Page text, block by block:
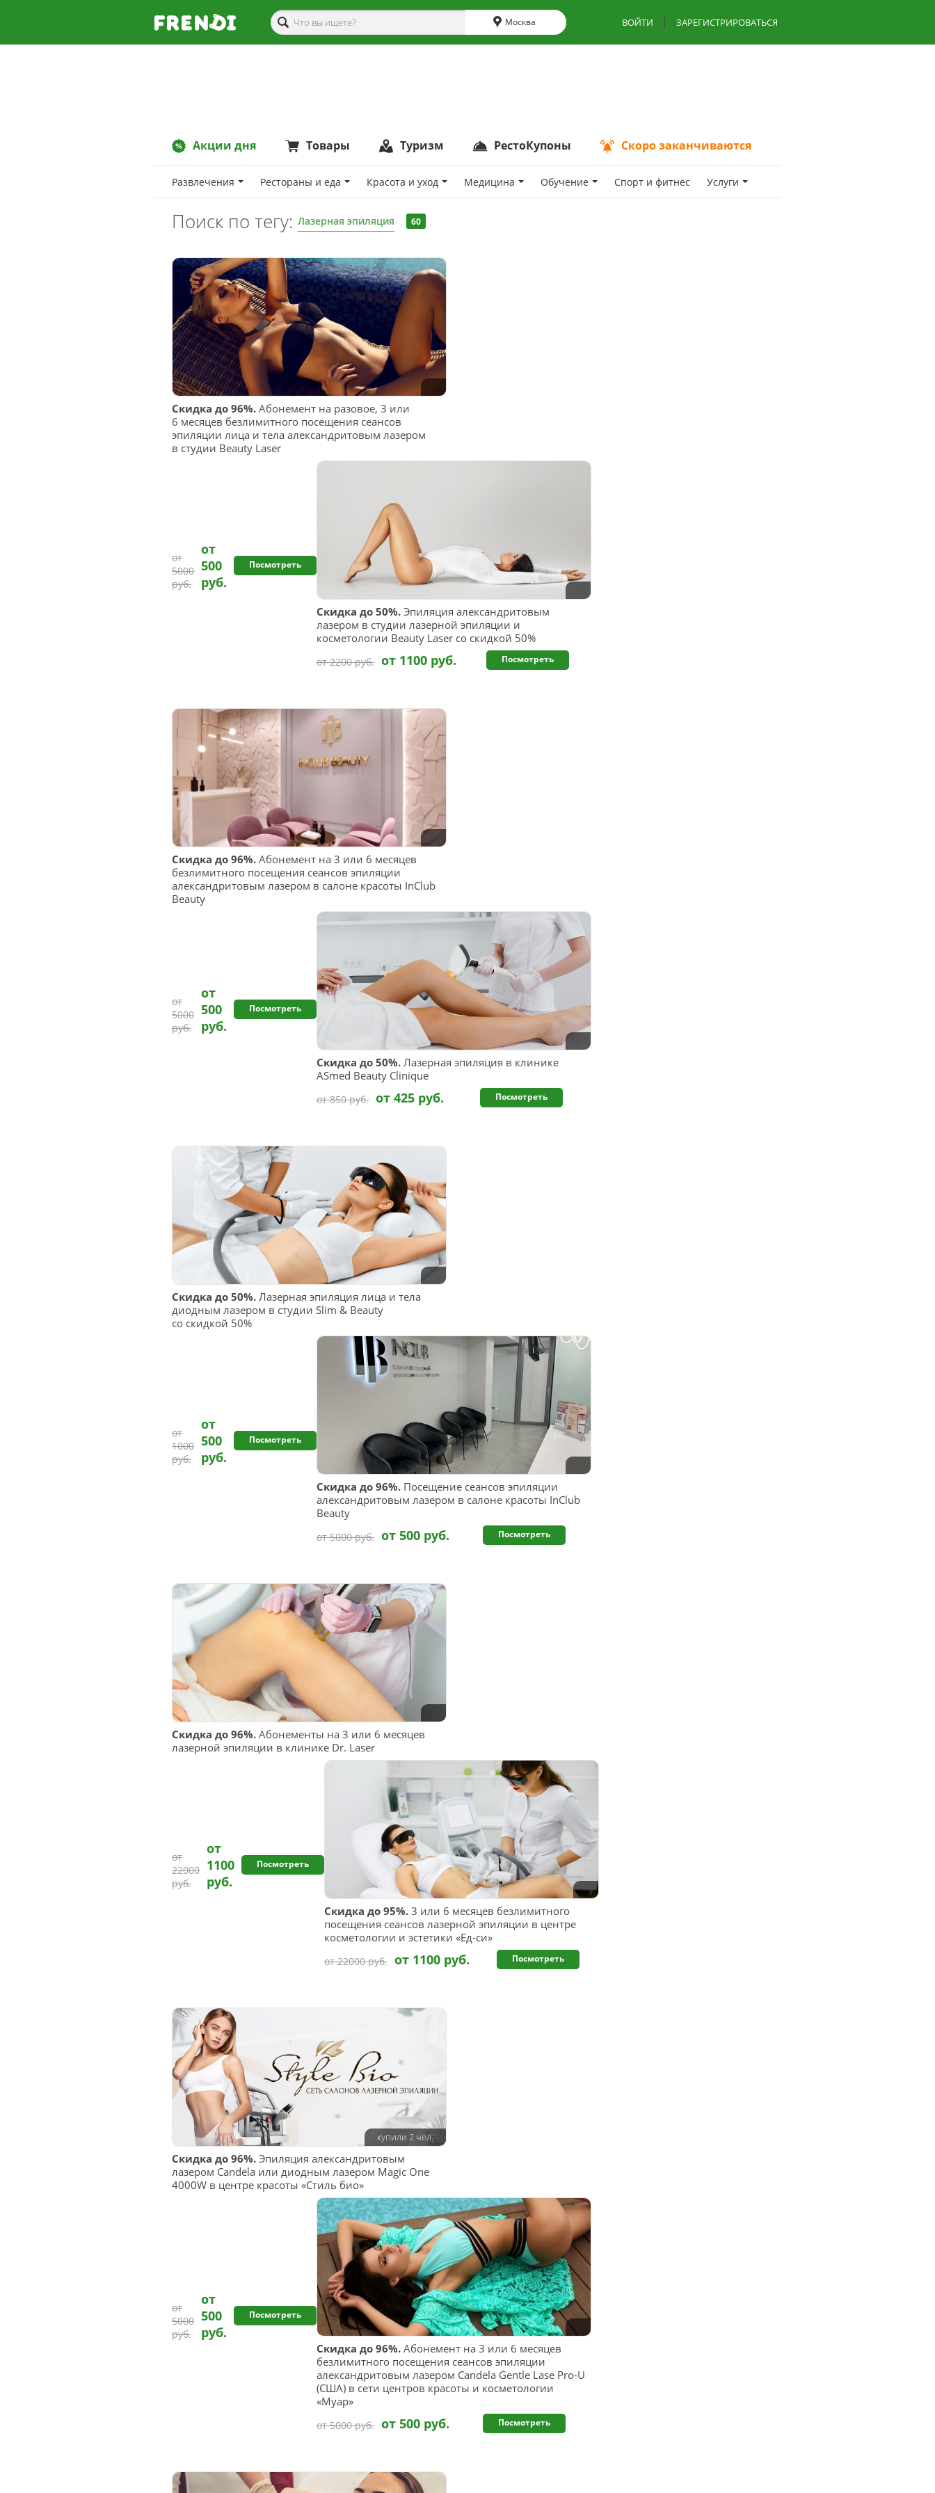
Москва ВОЙТИ ЗАРЕГИСТРИРОВАТЬСЯ
Акции дня Товары Туризм РестоКупоны Скоро заканчиваются
Развлечения Рестораны и еда Красота и уход Медицина Обучение Спoрт и фитнес Услуги
Поиск по тегу: Лазерная эпиляция 60
Скидка до 96%. Абонемент на разовое, 3 или
6 месяцев безлимитного посещения сеансов
эпиляции лица и тела александритовым лазером
в студии Beauty Laser
от
5000
руб.
от
500
руб.
Посмотреть
Скидка до 50%. Эпиляция александритовым
лазером в студии лазерной эпиляции и
косметологии Beauty Laser со скидкой 50%
от 2200 руб. от 1100 руб. Посмотреть
Скидка до 96%. Абонемент на 3 или 6 месяцев
безлимитного посещения сеансов эпиляции
александритовым лазером в салоне красоты InClub
Beauty
от
5000
руб.
от
500
руб.
Посмотреть
Скидка до 50%. Лазерная эпиляция в клинике
ASmed Beauty Clinique
от 850 руб. от 425 руб. Посмотреть
Скидка до 50%. Лазерная эпиляция лица и тела
диодным лазером в студии Slim & Beauty
со скидкой 50%
от
1000
руб.
от
500
руб.
Посмотреть
Скидка до 96%. Посещение сеансов эпиляции
александритовым лазером в салоне красоты InClub
Beauty
от 5000 руб. от 500 руб. Посмотреть
Скидка до 96%. Абонементы на 3 или 6 месяцев
лазерной эпиляции в клинике Dr. Laser
от
22000
руб.
от
1100
руб.
Посмотреть
Скидка до 95%. 3 или 6 месяцев безлимитного
посещения сеансов лазерной эпиляции в центре
косметологии и эстетики «Ед-си»
от 22000 руб. от 1100 руб. Посмотреть
Скидка до 96%. Эпиляция александритовым
лазером Candela или диодным лазером Magic One
4000W в центре красоты «Стиль био»
купили 2 чел.
от
5000
руб.
от
500
руб.
Посмотреть
Скидка до 96%. Абонемент на 3 или 6 месяцев
безлимитного посещения сеансов эпиляции
александритовым лазером Candela Gentle Lase Pro-U
(США) в сети центров красоты и косметологии
«Муар»
от 5000 руб. от 500 руб. Посмотреть